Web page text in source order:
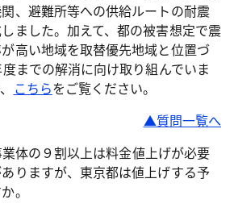
、避難所等への供給ルートの耐震
ました。加えて、都の被害想定で震
高い地域を取替優先地域と位置づ
までの解消に向け取り組んでいま
こちらをご覧ください。
▲質問一覧へ
体の９割以上は料金値上げが必要
りますが、東京都は値上げする予
。